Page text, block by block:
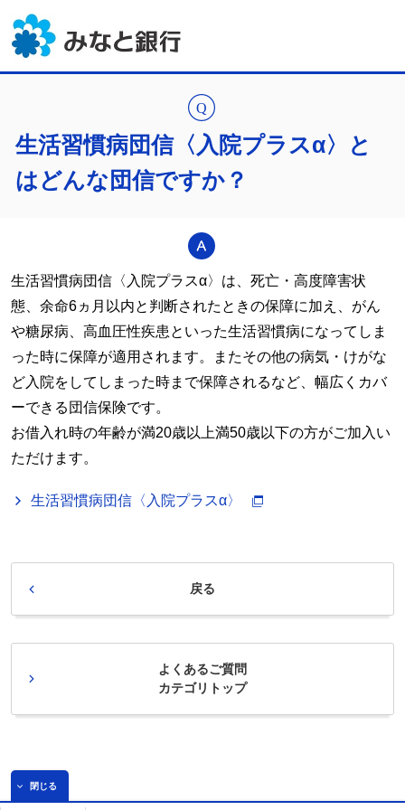
生活習慣病団信〈入院プラスα〉と
はどんな団信ですか？
生活習慣病団信〈入院プラスα〉は、死亡・高度障害状
態、余命6ヵ月以内と判断されたときの保障に加え、がん
や糖尿病、高血圧性疾患といった生活習慣病になってしま
った時に保障が適用されます。またその他の病気・けがな
ど入院をしてしまった時まで保障されるなど、幅広くカバ
ーできる団信保険です。
お借入れ時の年齢が満20歳以上満50歳以下の方がご加入い
ただけます。
生活習慣病団信〈入院プラスα〉
戻る
よくあるご質問
カテゴリトップ
閉じる